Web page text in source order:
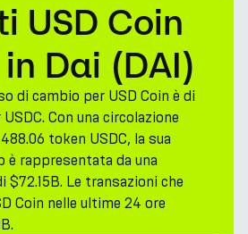
USD Coin
in Dai (DAI)
di cambio per USD Coin è di
Con una circolazione
token USDC, la sua
è rappresentata da una
$72.15B. Le transazioni che
Coin nelle ultime 24 ore